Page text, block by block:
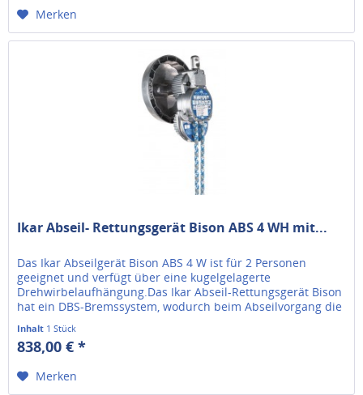
Merken
Ikar Abseil- Rettungsgerät Bison ABS 4 WH mit...
Das Ikar Abseilgerät Bison ABS 4 W ist für 2 Personen
geeignet und verfügt über eine kugelgelagerte
Drehwirbelaufhängung.Das Ikar Abseil-Rettungsgerät Bison
hat ein DBS-Bremssystem, wodurch beim Abseilvorgang die
Belastung auf die...
Inhalt 1 Stück
838,00 € *
Merken